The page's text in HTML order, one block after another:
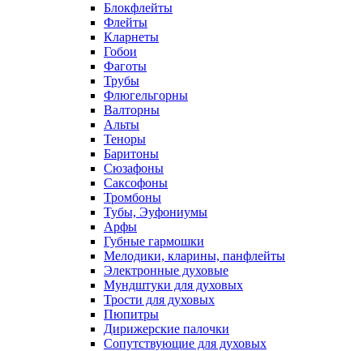
Блокфлейты
Флейты
Кларнеты
Гобои
Фаготы
Трубы
Флюгельгорны
Валторны
Альты
Теноры
Баритоны
Сюзафоны
Саксофоны
Тромбоны
Тубы, Эуфониумы
Арфы
Губные гармошки
Мелодики, кларины, панфлейты
Электронные духовые
Мундштуки для духовых
Трости для духовых
Пюпитры
Дирижерские палочки
Сопутствующие для духовых